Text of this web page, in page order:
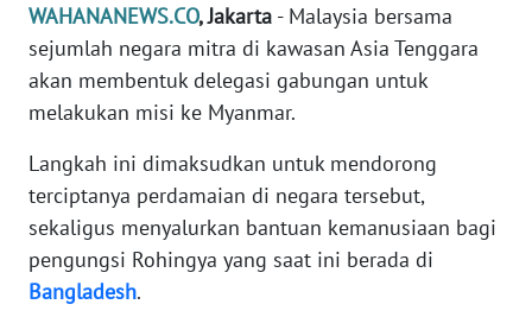
WAHANANEWS.CO, Jakarta - Malaysia bersama
sejumlah negara mitra di kawasan Asia Tenggara
akan membentuk delegasi gabungan untuk
melakukan misi ke Myanmar.
Langkah ini dimaksudkan untuk mendorong
terciptanya perdamaian di negara tersebut,
sekaligus menyalurkan bantuan kemanusiaan bagi
pengungsi Rohingya yang saat ini berada di
Bangladesh.
EDITORIAL
Informasi
BERITA
KONTAK
KAMI
INFO